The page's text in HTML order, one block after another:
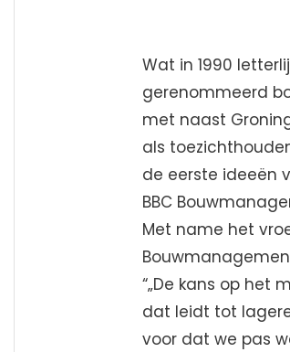
Wat in 1990
gerenommeerd
met naast
als
de eerste ideeën
BBC
Met name het
“„De kans op het
dat leidt tot
voor dat we pas